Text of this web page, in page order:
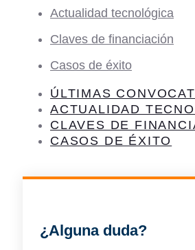
Actualidad tecnológica
Claves de financiación
Casos de éxito
ÚLTIMAS
ACTUALIDAD
CLAVES DE
CASOS DE ÉXITO
¿Alguna duda?